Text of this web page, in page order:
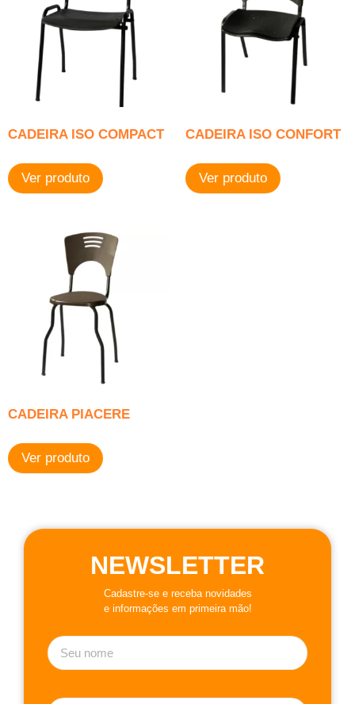
CADEIRA ISO COMPACT
Ver produto
CADEIRA ISO CONFORT
Ver produto
CADEIRA PIACERE
Ver produto
NEWSLETTER
Cadastre-se e receba novidades
e informações em primeira mão!